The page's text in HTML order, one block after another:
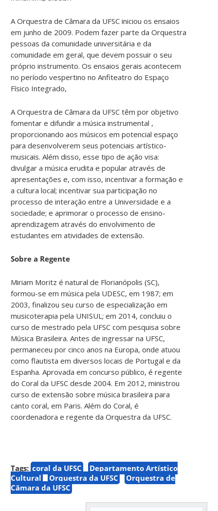
A Orquestra de Câmara da UFSC iniciou os ensaios
em junho de 2009. Podem fazer parte da Orquestra
pessoas da comunidade universitária e da
comunidade em geral, que devem possuir o seu
próprio instrumento. Os ensaios gerais acontecem
no período vespertino no Anfiteatro do Espaço
Físico Integrado,
A Orquestra de Câmara da UFSC têm por objetivo
fomentar e difundir a música instrumental ,
proporcionando aos músicos em potencial espaço
para desenvolverem seus potenciais artístico-
musicais. Além disso, esse tipo de ação visa:
divulgar a música erudita e popular através de
apresentações e, com isso, incentivar a formação e
a cultura local; incentivar sua participação no
processo de interação entre a Universidade e a
sociedade; e aprimorar o processo de ensino-
aprendizagem através do envolvimento de
estudantes em atividades de extensão.
Sobre a Regente
Miriam Moritz é natural de Florianópolis (SC),
formou-se em música pela UDESC, em 1987; em
2003, finalizou seu curso de especialização em
musicoterapia pela UNISUL; em 2014, concluiu o
curso de mestrado pela UFSC com pesquisa sobre
Música Brasileira. Antes de ingressar na UFSC,
permaneceu por cinco anos na Europa, onde atuou
como flautista em diversos locais de Portugal e da
Espanha. Aprovada em concurso público, é regente
do Coral da UFSC desde 2004. Em 2012, ministrou
curso de extensão sobre música brasileira para
canto coral, em Paris. Além do Coral, é
coordenadora e regente da Orquestra da UFSC.
Tags: coral da UFSC
Departamento Artístico
Cultural
Orquestra da UFSC
Orquestra de
Câmara da UFSC